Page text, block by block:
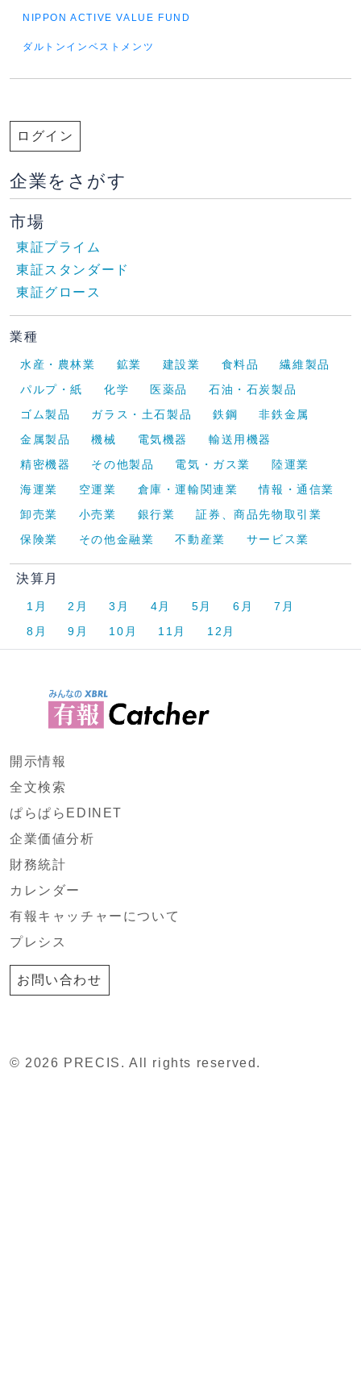
NIPPON ACTIVE VALUE FUND
ダルトンインベストメンツ
ログイン
企業をさがす
市場
東証プライム
東証スタンダード
東証グロース
業種
水産・農林業 鉱業 建設業 食料品
繊維製品
パルプ・紙
化学 医薬品
石油・石炭製品
ゴム製品
ガラス・土石製品 鉄鋼
非鉄金属
金属製品
機械 電気機器
輸送用機器
精密機器
その他製品 電気・ガス業
陸運業
海運業
空運業 倉庫・運輸関連業
情報・通信業
卸売業
小売業 銀行業
証券、商品先物取引業
保険業
その他金融業 不動産業 サービス業
決算月
1月 2月 3月 4月 5月 6月
7月
8月
9月 10月 11月 12月
開示情報
全文検索
ぱらぱらEDINET
企業価値分析
財務統計
カレンダー
有報キャッチャーについて
プレシス
お問い合わせ
© 2026 PRECIS. All rights reserved.